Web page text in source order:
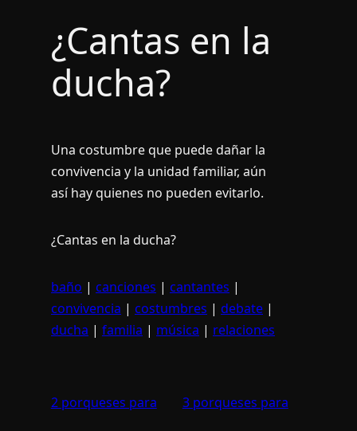
¿Cantas en la
ducha?
Una costumbre que puede dañar la
convivencia y la unidad familiar, aún
así­ hay quienes no pueden evitarlo.
¿Cantas en la ducha?
baño | canciones | cantantes |
convivencia | costumbres | debate |
ducha | familia | música | relaciones
2 porqueses para 3 porqueses para